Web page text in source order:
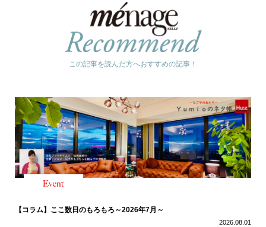
この記事を読んだ方へおすすめの記事！
【コラム】ここ数日のもろもろ～2026年7月～
2026.08.01